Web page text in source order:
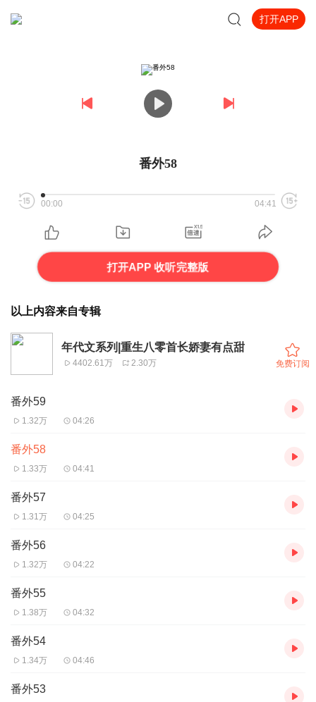
打开APP
番外58
00:00 04:41
打开APP 收听完整版
以上内容来自专辑
年代文系列|重生八零首长娇妻有点甜
4402.61万 2.30万 免费订阅
番外59
1.32万 04:26
番外58
1.33万 04:41
番外57
1.31万 04:25
番外56
1.32万 04:22
番外55
1.38万 04:32
番外54
1.34万 04:46
番外53